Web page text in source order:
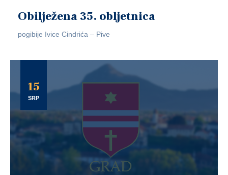
Obilježena 35. obljetnica
pogibije Ivice Cindrića – Pive
15
SRP